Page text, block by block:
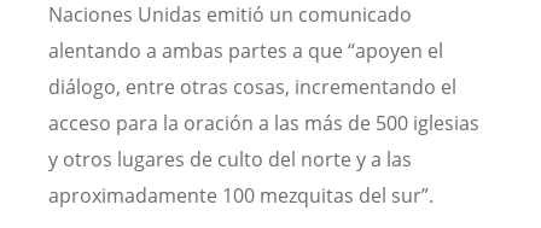
Naciones Unidas emitió un comunicado
alentando a ambas partes a que “apoyen el
diálogo, entre otras cosas, incrementando el
acceso para la oración a las más de 500 iglesias
y otros lugares de culto del norte y a las
aproximadamente 100 mezquitas del sur”.